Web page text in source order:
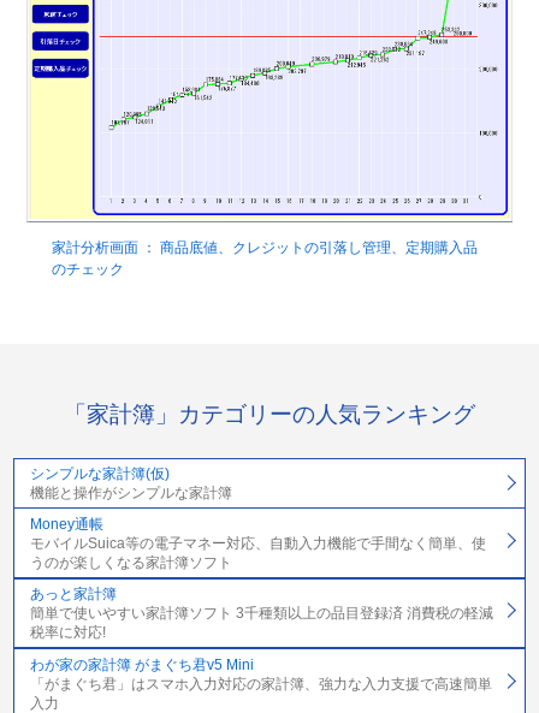
家計分析画面 ： 商品底値、クレジットの引落し管理、定期購入品
のチェック
「家計簿」カテゴリーの人気ランキング
シンプルな家計簿(仮)
機能と操作がシンプルな家計簿
Money通帳
モバイルSuica等の電子マネー対応、自動入力機能で手間なく簡単、使
うのが楽しくなる家計簿ソフト
あっと家計簿
簡単で使いやすい家計簿ソフト 3千種類以上の品目登録済 消費税の軽減
税率に対応!
わが家の家計簿 がまぐち君v5 Mini
「がまぐち君」はスマホ入力対応の家計簿、強力な入力支援で高速簡単
入力